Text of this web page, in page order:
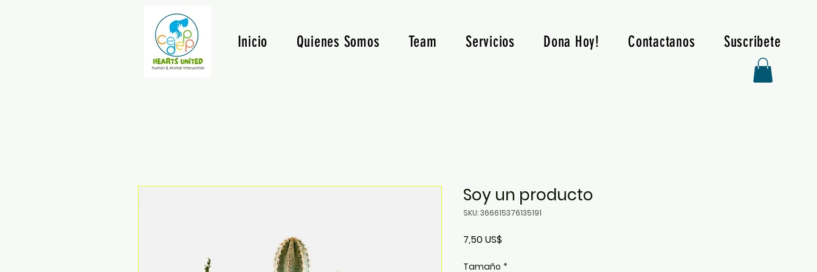
Inicio Quienes Somos Team Servicios Dona Hoy! Contactanos Suscribete
Soy un producto
SKU: 366615376135191
7,50 US$
Tamaño *